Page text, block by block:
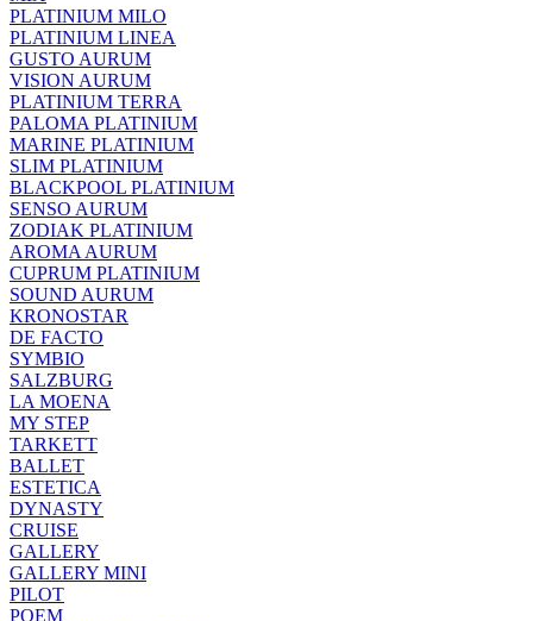
PLATINIUM MILO
PLATINIUM LINEA
GUSTO AURUM
VISION AURUM
PLATINIUM TERRA
PALOMA PLATINIUM
MARINE PLATINIUM
SLIM PLATINIUM
BLACKPOOL PLATINIUM
SENSO AURUM
ZODIAK PLATINIUM
AROMA AURUM
CUPRUM PLATINIUM
SOUND AURUM
KRONOSTAR
DE FACTO
SYMBIO
SALZBURG
LA MOENA
MY STEP
TARKETT
BALLET
ESTETICA
DYNASTY
CRUISE
GALLERY
GALLERY MINI
PILOT
POEM